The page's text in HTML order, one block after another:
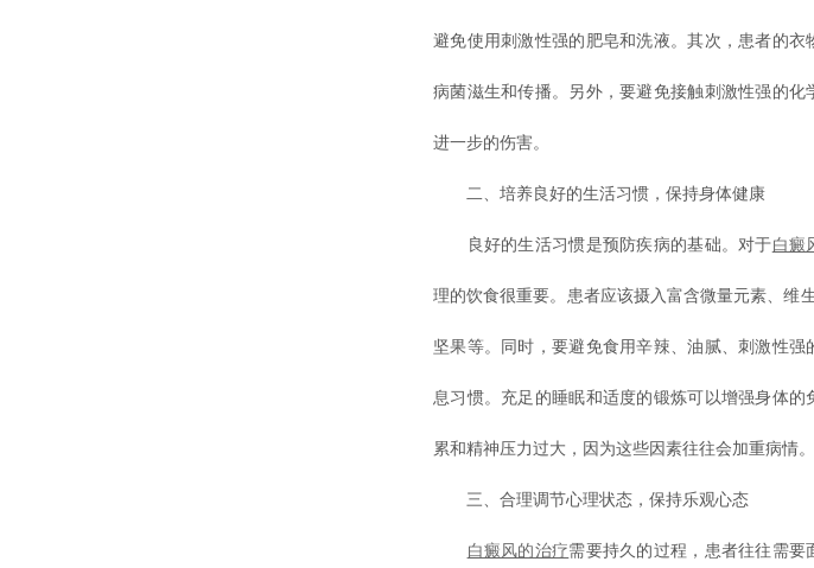
避免使用刺激性强的肥皂和洗液。其次，患者的
病菌滋生和传播。另外，要避免接触刺激性强的
进一步的伤害。
二、培养良好的生活习惯，保持身体健康
良好的生活习惯是预防疾病的基础。对于白癜
理的饮食很重要。患者应该摄入富含微量元素、维
坚果等。同时，要避免食用辛辣、油腻、刺激性
息习惯。充足的睡眠和适度的锻炼可以增强身体
累和精神压力过大，因为这些因素往往会加重病情。
三、合理调节心理状态，保持乐观心态
白癜风的治疗需要持久的过程，患者往往需